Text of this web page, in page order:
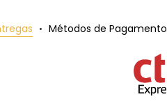
Métodos de Pagamento